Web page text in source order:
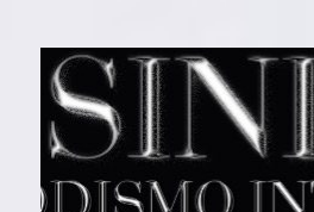
EL
Periodismo Inteligente